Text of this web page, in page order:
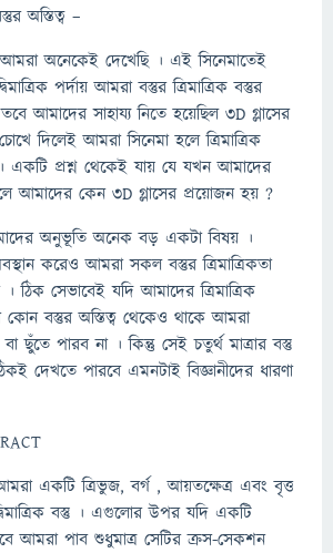
অস্তিত্ব –
অনেকেই দেখেছি । এই সিনেমাতেই
পর্দায় আমরা বস্তুর ত্রিমাত্রিক বস্তুর
আমাদের সাহায্য নিতে হয়েছিল 3D গ্লাসের
দিলেই আমরা সিনেমা হলে ত্রিমাত্রিক
একটি প্রশ্ন থেকেই যায় যে যখন আমাদের
আমাদের কেন 3D গ্লাসের প্রয়োজন হয় ?
অনুভূতি অনেক বড় একটা বিষয় ।
করেও আমরা সকল বস্তুর ত্রিমাত্রিকতা
ঠিক সেভাবেই যদি আমাদের ত্রিমাত্রিক
কোন বস্তুর অস্তিত্ব থেকেও থাকে আমরা
ছুঁতে পারব না । কিন্তু সেই চতুর্থ মাত্রার বস্তু
দেখতে পারবে এমনটাই বিজ্ঞানীদের ধারণা
একটি ত্রিভুজ, বর্গ , আয়তক্ষেত্র এবং বৃত্ত
বস্তু । এগুলোর উপর যদি একটি
তবে আমরা পাব শুধুমাত্র সেটির ক্রস-সেকশন